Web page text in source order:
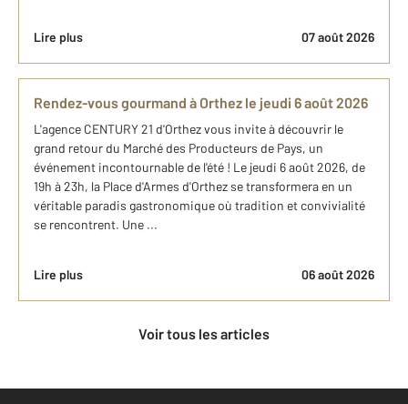
Lire plus 07 août 2026
Rendez-vous gourmand à Orthez le jeudi 6 août 2026
L'agence CENTURY 21 d'Orthez vous invite à découvrir le
grand retour du Marché des Producteurs de Pays, un
événement incontournable de l'été ! Le jeudi 6 août 2026, de
19h à 23h, la Place d'Armes d'Orthez se transformera en un
véritable paradis gastronomique où tradition et convivialité
se rencontrent. Une ...
Lire plus 06 août 2026
Voir tous les articles